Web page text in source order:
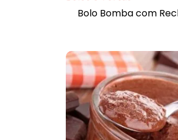
Bolo Bomba com